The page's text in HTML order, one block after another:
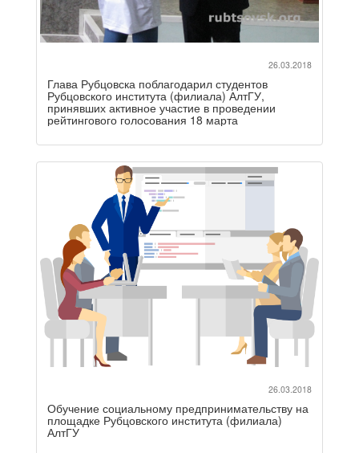
26.03.2018
Глава Рубцовска поблагодарил студентов
Рубцовского института (филиала) АлтГУ,
принявших активное участие в проведении
рейтингового голосования 18 марта
26.03.2018
Обучение социальному предпринимательству на
площадке Рубцовского института (филиала)
АлтГУ